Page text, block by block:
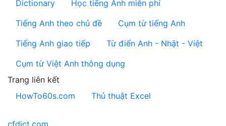
Dictionary
Học tiếng Anh miễn phí
Tiếng Anh theo chủ đề
Cụm từ tiếng Anh
Tiếng Anh giao tiếp
Từ điển Anh - Nhật - Việt
Cụm từ Việt Anh thông dụng
Trang liên kết
HowTo60s.com
Thủ thuật Excel